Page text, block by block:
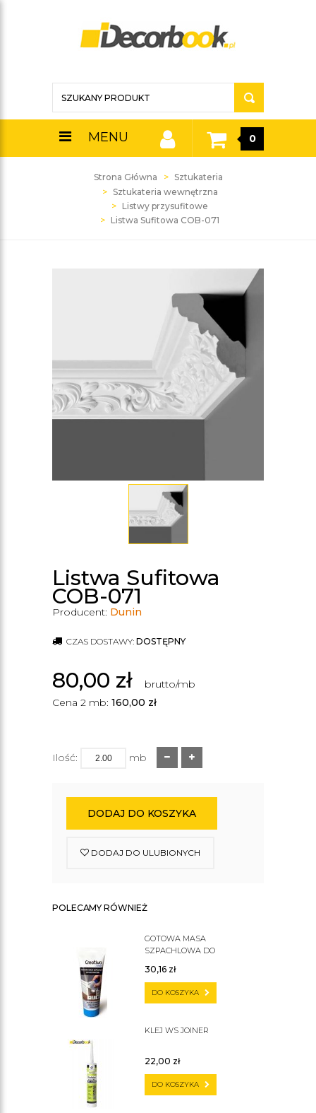
MENU 0
Strona Główna
Sztukateria
Sztukateria wewnętrzna
Listwy przysufitowe
Listwa Sufitowa COB-071
Listwa Sufitowa
COB-071
Producent: Dunin
CZAS DOSTAWY: DOSTĘPNY
80,00 zł
brutto/mb
Cena 2 mb: 160,00 zł
Ilość: mb
DODAJ DO KOSZYKA
DODAJ DO ULUBIONYCH
POLECAMY RÓWNIEŻ
GOTOWA MASA
SZPACHLOWA DO
30,16 zł
DO KOSZYKA
KLEJ WS JOINER
22,00 zł
DO KOSZYKA